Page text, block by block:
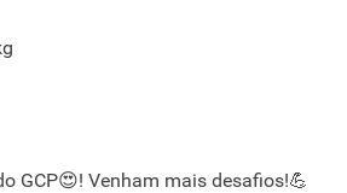
GCP😍! Venham mais desafios!💪